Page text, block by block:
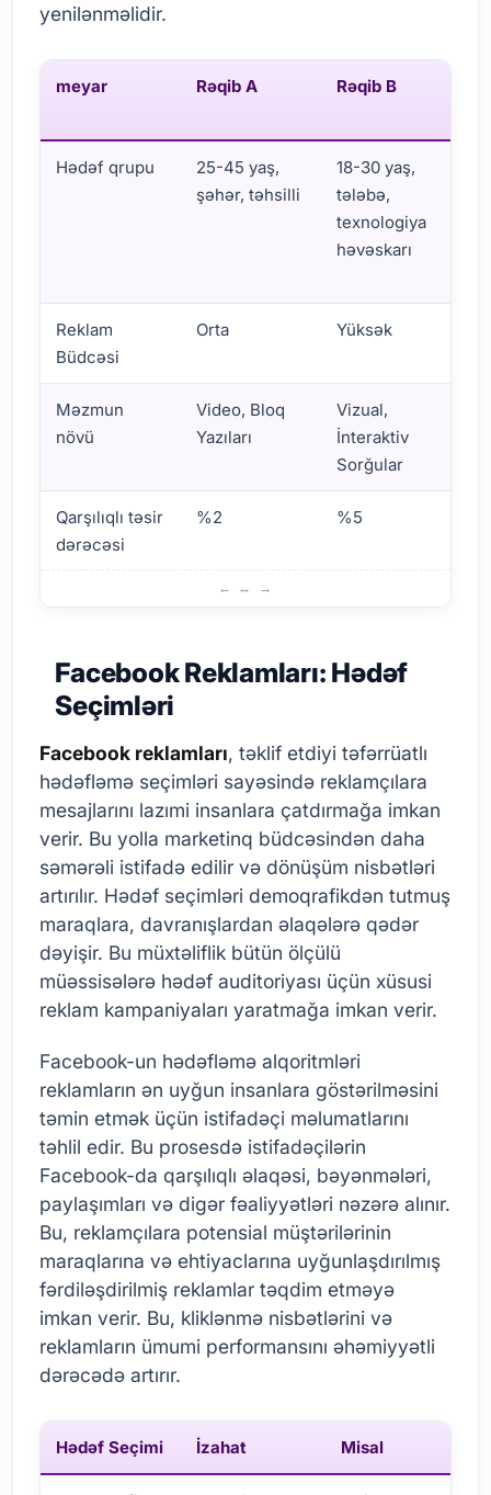
yenilənməlidir.
meyar Rəqib A Rəqib B
Hədəf qrupu
25-45 yaş,
şəhər, təhsilli
18-30 yaş,
tələbə,
texnologiya
həvəskarı
Reklam
Büdcəsi
Orta Yüksək
Məzmun
növü
Video, Bloq
Yazıları
Vizual,
İnteraktiv
Sorğular
Qarşılıqlı təsir
dərəcəsi
%2 %5
Facebook Reklamları: Hədəf
Seçimləri
Facebook reklamları, təklif etdiyi təfərrüatlı
hədəfləmə seçimləri sayəsində reklamçılara
mesajlarını lazımi insanlara çatdırmağa imkan
verir. Bu yolla marketinq büdcəsindən daha
səmərəli istifadə edilir və dönüşüm nisbətləri
artırılır. Hədəf seçimləri demoqrafikdən tutmuş
maraqlara, davranışlardan əlaqələrə qədər
dəyişir. Bu müxtəliflik bütün ölçülü
müəssisələrə hədəf auditoriyası üçün xüsusi
reklam kampaniyaları yaratmağa imkan verir.
Facebook-un hədəfləmə alqoritmləri
reklamların ən uyğun insanlara göstərilməsini
təmin etmək üçün istifadəçi məlumatlarını
təhlil edir. Bu prosesdə istifadəçilərin
Facebook-da qarşılıqlı əlaqəsi, bəyənmələri,
paylaşımları və digər fəaliyyətləri nəzərə alınır.
Bu, reklamçılara potensial müştərilərinin
maraqlarına və ehtiyaclarına uyğunlaşdırılmış
fərdiləşdirilmiş reklamlar təqdim etməyə
imkan verir. Bu, kliklənmə nisbətlərini və
reklamların ümumi performansını əhəmiyyətli
dərəcədə artırır.
Hədəf Seçimi İzahat Misal